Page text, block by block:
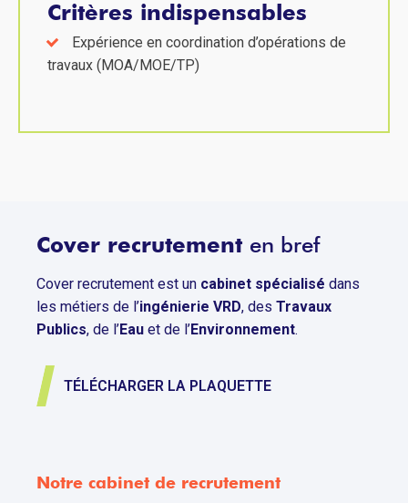
Critères indispensables
Expérience en coordination d’opérations de
travaux (MOA/MOE/TP)
Cover recrutement en bref
Cover recrutement est un cabinet spécialisé dans
les métiers de l’ingénierie VRD, des Travaux
Publics, de l’Eau et de l’Environnement.
TÉLÉCHARGER LA PLAQUETTE
Notre cabinet de recrutement